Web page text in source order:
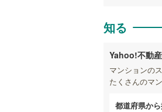
知る
Yahoo!不動
マンションの
たくさんのマ
都道府県から